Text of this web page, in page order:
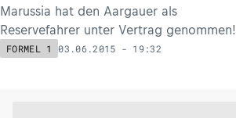
Marussia hat den Aargauer als
Reservefahrer unter Vertrag genommen!
FORMEL 1 03.06.2015 - 19:32